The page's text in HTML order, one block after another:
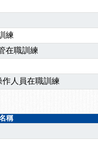
來襲，若遇停班停課消息 補
06/08堆高機課程，政府出
開課囉
12停班停課
來襲，若遇停班停課消息 補
課程意見蒐集~
百百種？專業講師帶您判斷正
07/07停班停課
課程看這邊推出囉～～
練
在職訓練
人員在職訓練
稱